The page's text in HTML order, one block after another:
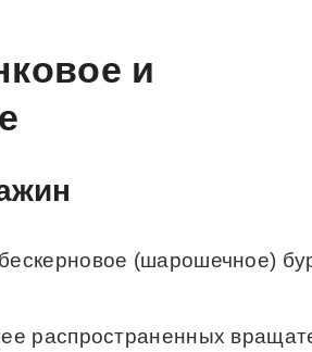
и
(шарошечное)
распространенных